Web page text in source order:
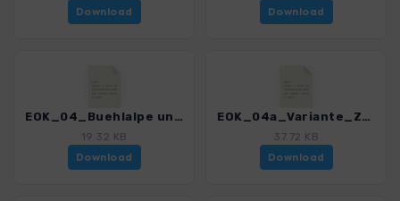
Download
Download
EOK_04_Buehlalpe und Max' Huette_3121_3.gpx
19.32 KB
Download
EOK_04a_Variante_Zafernalift_Buehlalpe_3121_3.gpx
37.72 KB
Download